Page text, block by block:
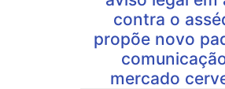
contra o
propõe novo
mercado